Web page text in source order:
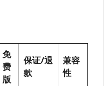
免
费
版
保证/退
款
兼容
性